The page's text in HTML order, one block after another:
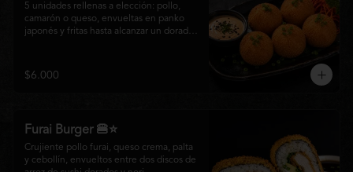
5 unidades rellenas a elección: pollo,
camarón o queso, envueltas en panko
japonés y fritas hasta alcanzar un dorado
$6.000
Furai Burger 🍔⭐
Crujiente pollo furai, queso crema, palta
y cebollín, envueltos entre dos discos de